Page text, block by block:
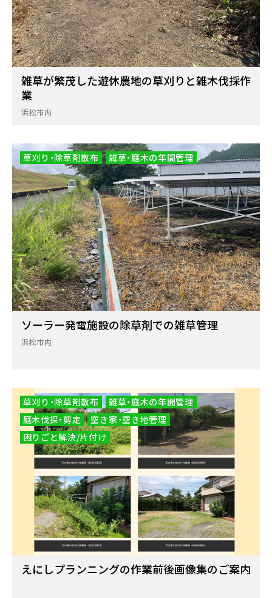
雑草が繁茂した遊休農地の草刈りと雑木伐採作
業
浜松市内
ソーラー発電施設の除草剤での雑草管理
浜松市内
草刈り・除草剤散布 雑草・庭木の年間管理
えにしプランニングの作業前後画像集のご案内
草刈り・除草剤散布
雑草・庭木の年間管理
庭木伐採・剪定
空き家・空き地管理
困りごと解決/片付け